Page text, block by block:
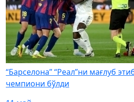
“Барселона” “Реал”ни мағлуб
чемпиони бўлди